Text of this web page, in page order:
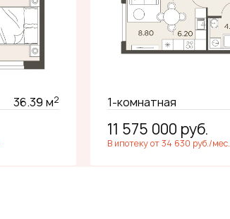
36.39 м2 1-комнатная
11 575 000 руб.
В ипотеку от 34 630 руб./мес.